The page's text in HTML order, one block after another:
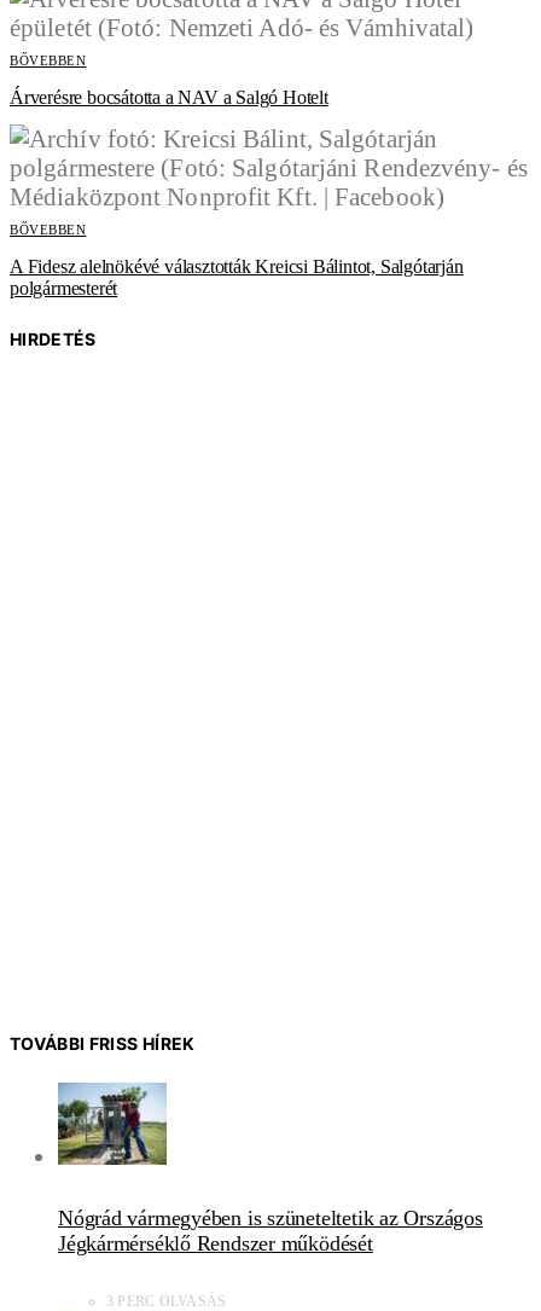
BŐVEBBEN
Árverésre bocsátotta a NAV a Salgó Hotelt
BŐVEBBEN
A Fidesz alelnökévé választották Kreicsi Bálintot, Salgótarján
polgármesterét
HIRDETÉS
TOVÁBBI FRISS HÍREK
Nógrád vármegyében is szüneteltetik az Országos
Jégkármérséklő Rendszer működését
3 PERC OLVASÁS